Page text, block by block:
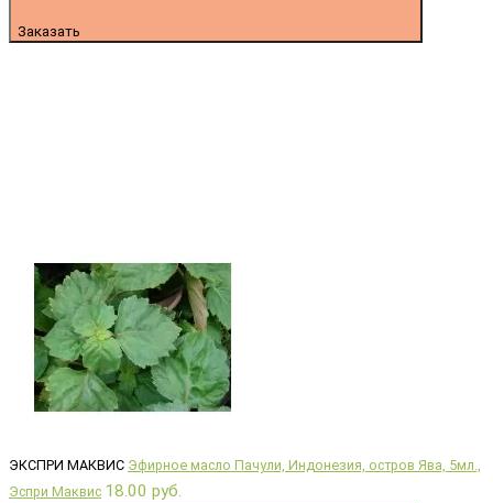
Заказать
ЭКСПРИ МАКВИС Эфирное масло Пачули, Индонезия, остров Ява, 5мл.,
Эспри Маквис 18.00 руб.